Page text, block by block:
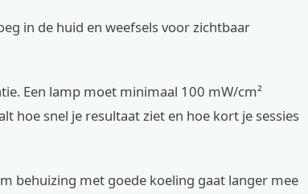
in de huid en weefsels voor zichtbaar
Een lamp moet minimaal 100 mW/cm²
hoe snel je resultaat ziet en hoe kort je sessies
behuizing met goede koeling gaat langer mee